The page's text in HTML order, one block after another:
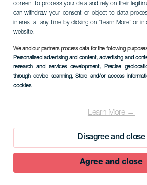
consent to process your data and rely on their
can withdraw your consent or object to data
interest at any time by clicking on “Learn More” or
website.
We and our partners process data for the following
Personalised advertising and content, advertising and
research and services development, Precise
through device scanning, Store and/or access
cookies
Learn More →
Disagree and close
Agree and close